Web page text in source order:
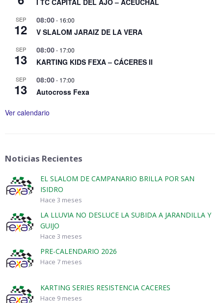
SEP
12
08:00- 16:00
V SLALOM JARAIZ DE LA VERA
SEP
13
08:00- 17:00
KARTING KIDS FEXA – CÁCERES II
SEP
13
08:00- 17:00
Autocross Fexa
Ver calendario
Noticias Recientes
EL SLALOM DE CAMPANARIO BRILLA POR SAN
ISIDRO
Hace 3 meses
LA LLUVIA NO DESLUCE LA SUBIDA A JARANDILLA Y
GUIJO
Hace 3 meses
PRE-CALENDARIO 2026
Hace 7 meses
KARTING SERIES RESISTENCIA CACERES
Hace 9 meses